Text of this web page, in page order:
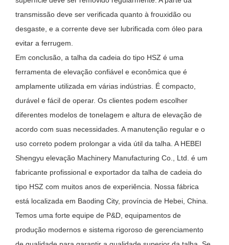
transmissão deve ser verificada quanto à frouxidão ou
desgaste, e a corrente deve ser lubrificada com óleo para
evitar a ferrugem.
Em conclusão, a talha da cadeia do tipo HSZ é uma
ferramenta de elevação confiável e econômica que é
amplamente utilizada em várias indústrias. É compacto,
durável e fácil de operar. Os clientes podem escolher
diferentes modelos de tonelagem e altura de elevação de
acordo com suas necessidades. A manutenção regular e o
uso correto podem prolongar a vida útil da talha. A HEBEI
Shengyu elevação Machinery Manufacturing Co., Ltd. é um
fabricante profissional e exportador da talha de cadeia do
tipo HSZ com muitos anos de experiência. Nossa fábrica
está localizada em Baoding City, província de Hebei, China.
Temos uma forte equipe de P&D, equipamentos de
produção modernos e sistema rigoroso de gerenciamento